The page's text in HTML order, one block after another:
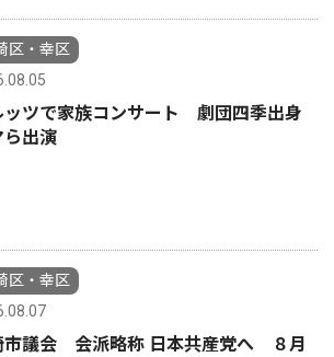
区・幸区
ッツで家族コンサート 劇団四季出身
ら出演
区・幸区
市議会 会派略称 日本共産党へ ８月